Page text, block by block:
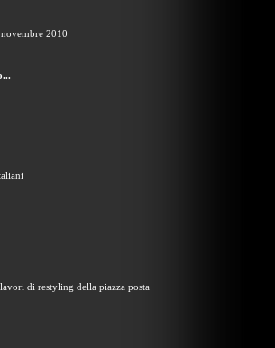
2010
di restyling della piazza posta